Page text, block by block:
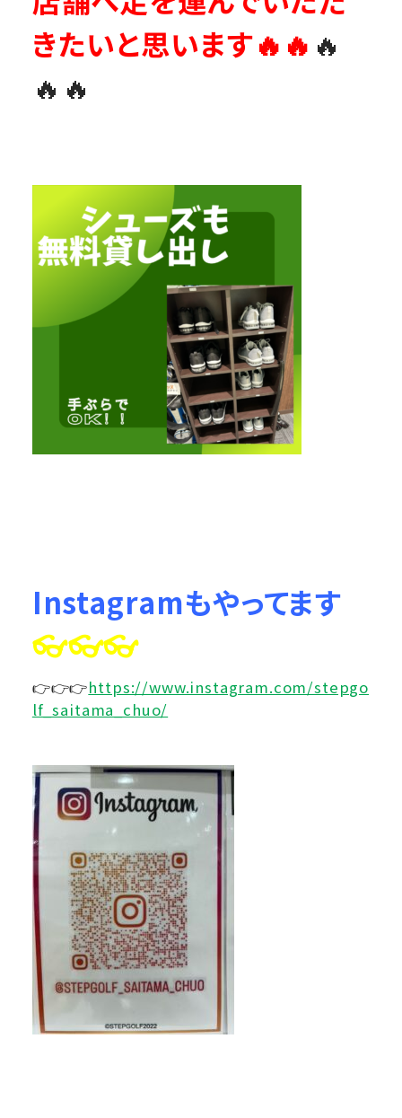
きたいと思います🔥🔥 🔥
🔥🔥
Instagramもやってます
👓👓👓
👉👉👉https://www.instagram.com/stepgo
lf_saitama_chuo/